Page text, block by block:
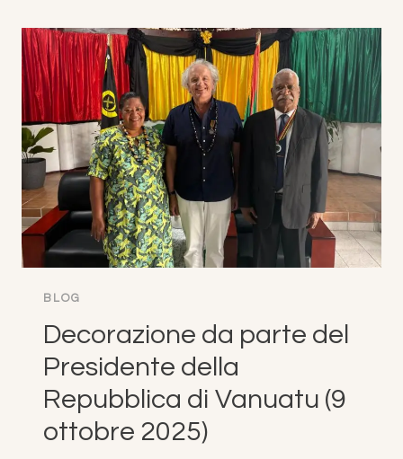
UNIDROIT
/
ICC
INSTITUTE
SUI
CONTRATTI
DI
INVESTIMENTO
INTERNAZIONALI,
ROMA,
(27-
29
OTTOBRE
2025)
BLOG
Decorazione da parte del
Presidente della
Repubblica di Vanuatu (9
ottobre 2025)